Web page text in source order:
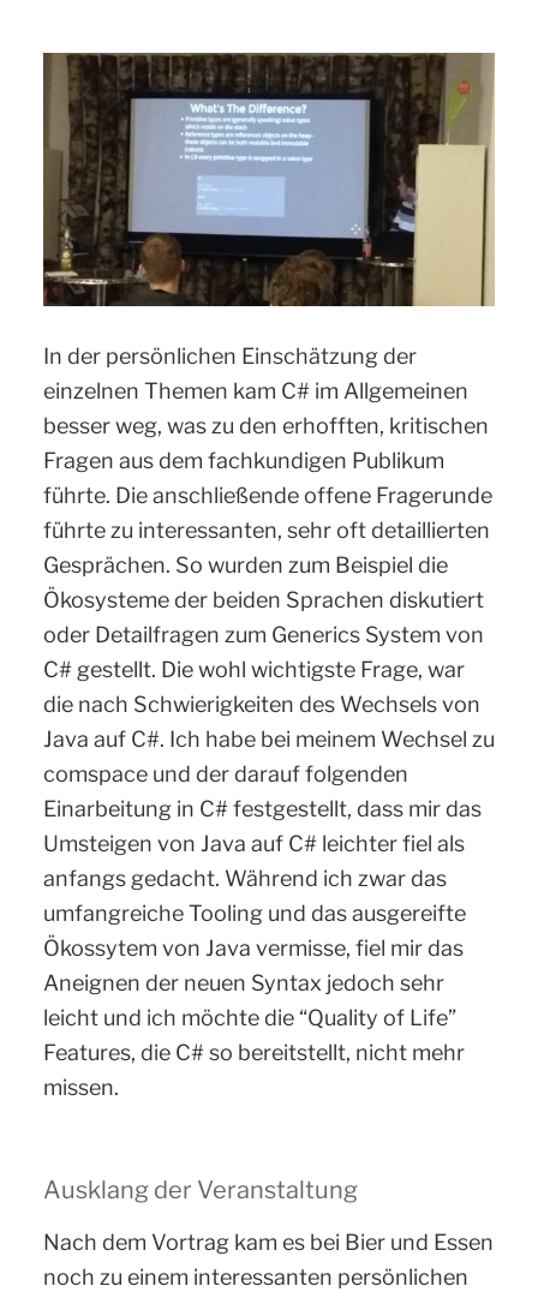
In der persönlichen Einschätzung der
einzelnen Themen kam C# im Allgemeinen
besser weg, was zu den erhofften, kritischen
Fragen aus dem fachkundigen Publikum
führte. Die anschließende offene Fragerunde
führte zu interessanten, sehr oft detaillierten
Gesprächen. So wurden zum Beispiel die
Ökosysteme der beiden Sprachen diskutiert
oder Detailfragen zum Generics System von
C# gestellt. Die wohl wichtigste Frage, war
die nach Schwierigkeiten des Wechsels von
Java auf C#. Ich habe bei meinem Wechsel zu
comspace und der darauf folgenden
Einarbeitung in C# festgestellt, dass mir das
Umsteigen von Java auf C# leichter fiel als
anfangs gedacht. Während ich zwar das
umfangreiche Tooling und das ausgereifte
Ökossytem von Java vermisse, fiel mir das
Aneignen der neuen Syntax jedoch sehr
leicht und ich möchte die “Quality of Life”
Features, die C# so bereitstellt, nicht mehr
missen.
Ausklang der Veranstaltung
Nach dem Vortrag kam es bei Bier und Essen
noch zu einem interessanten persönlichen